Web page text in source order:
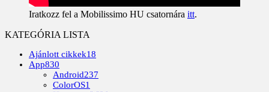
Iratkozz fel a Mobilissimo HU csatornára itt.
KATEGÓRIA LISTA
Ajánlott cikkek18
App830
Android237
ColorOS1